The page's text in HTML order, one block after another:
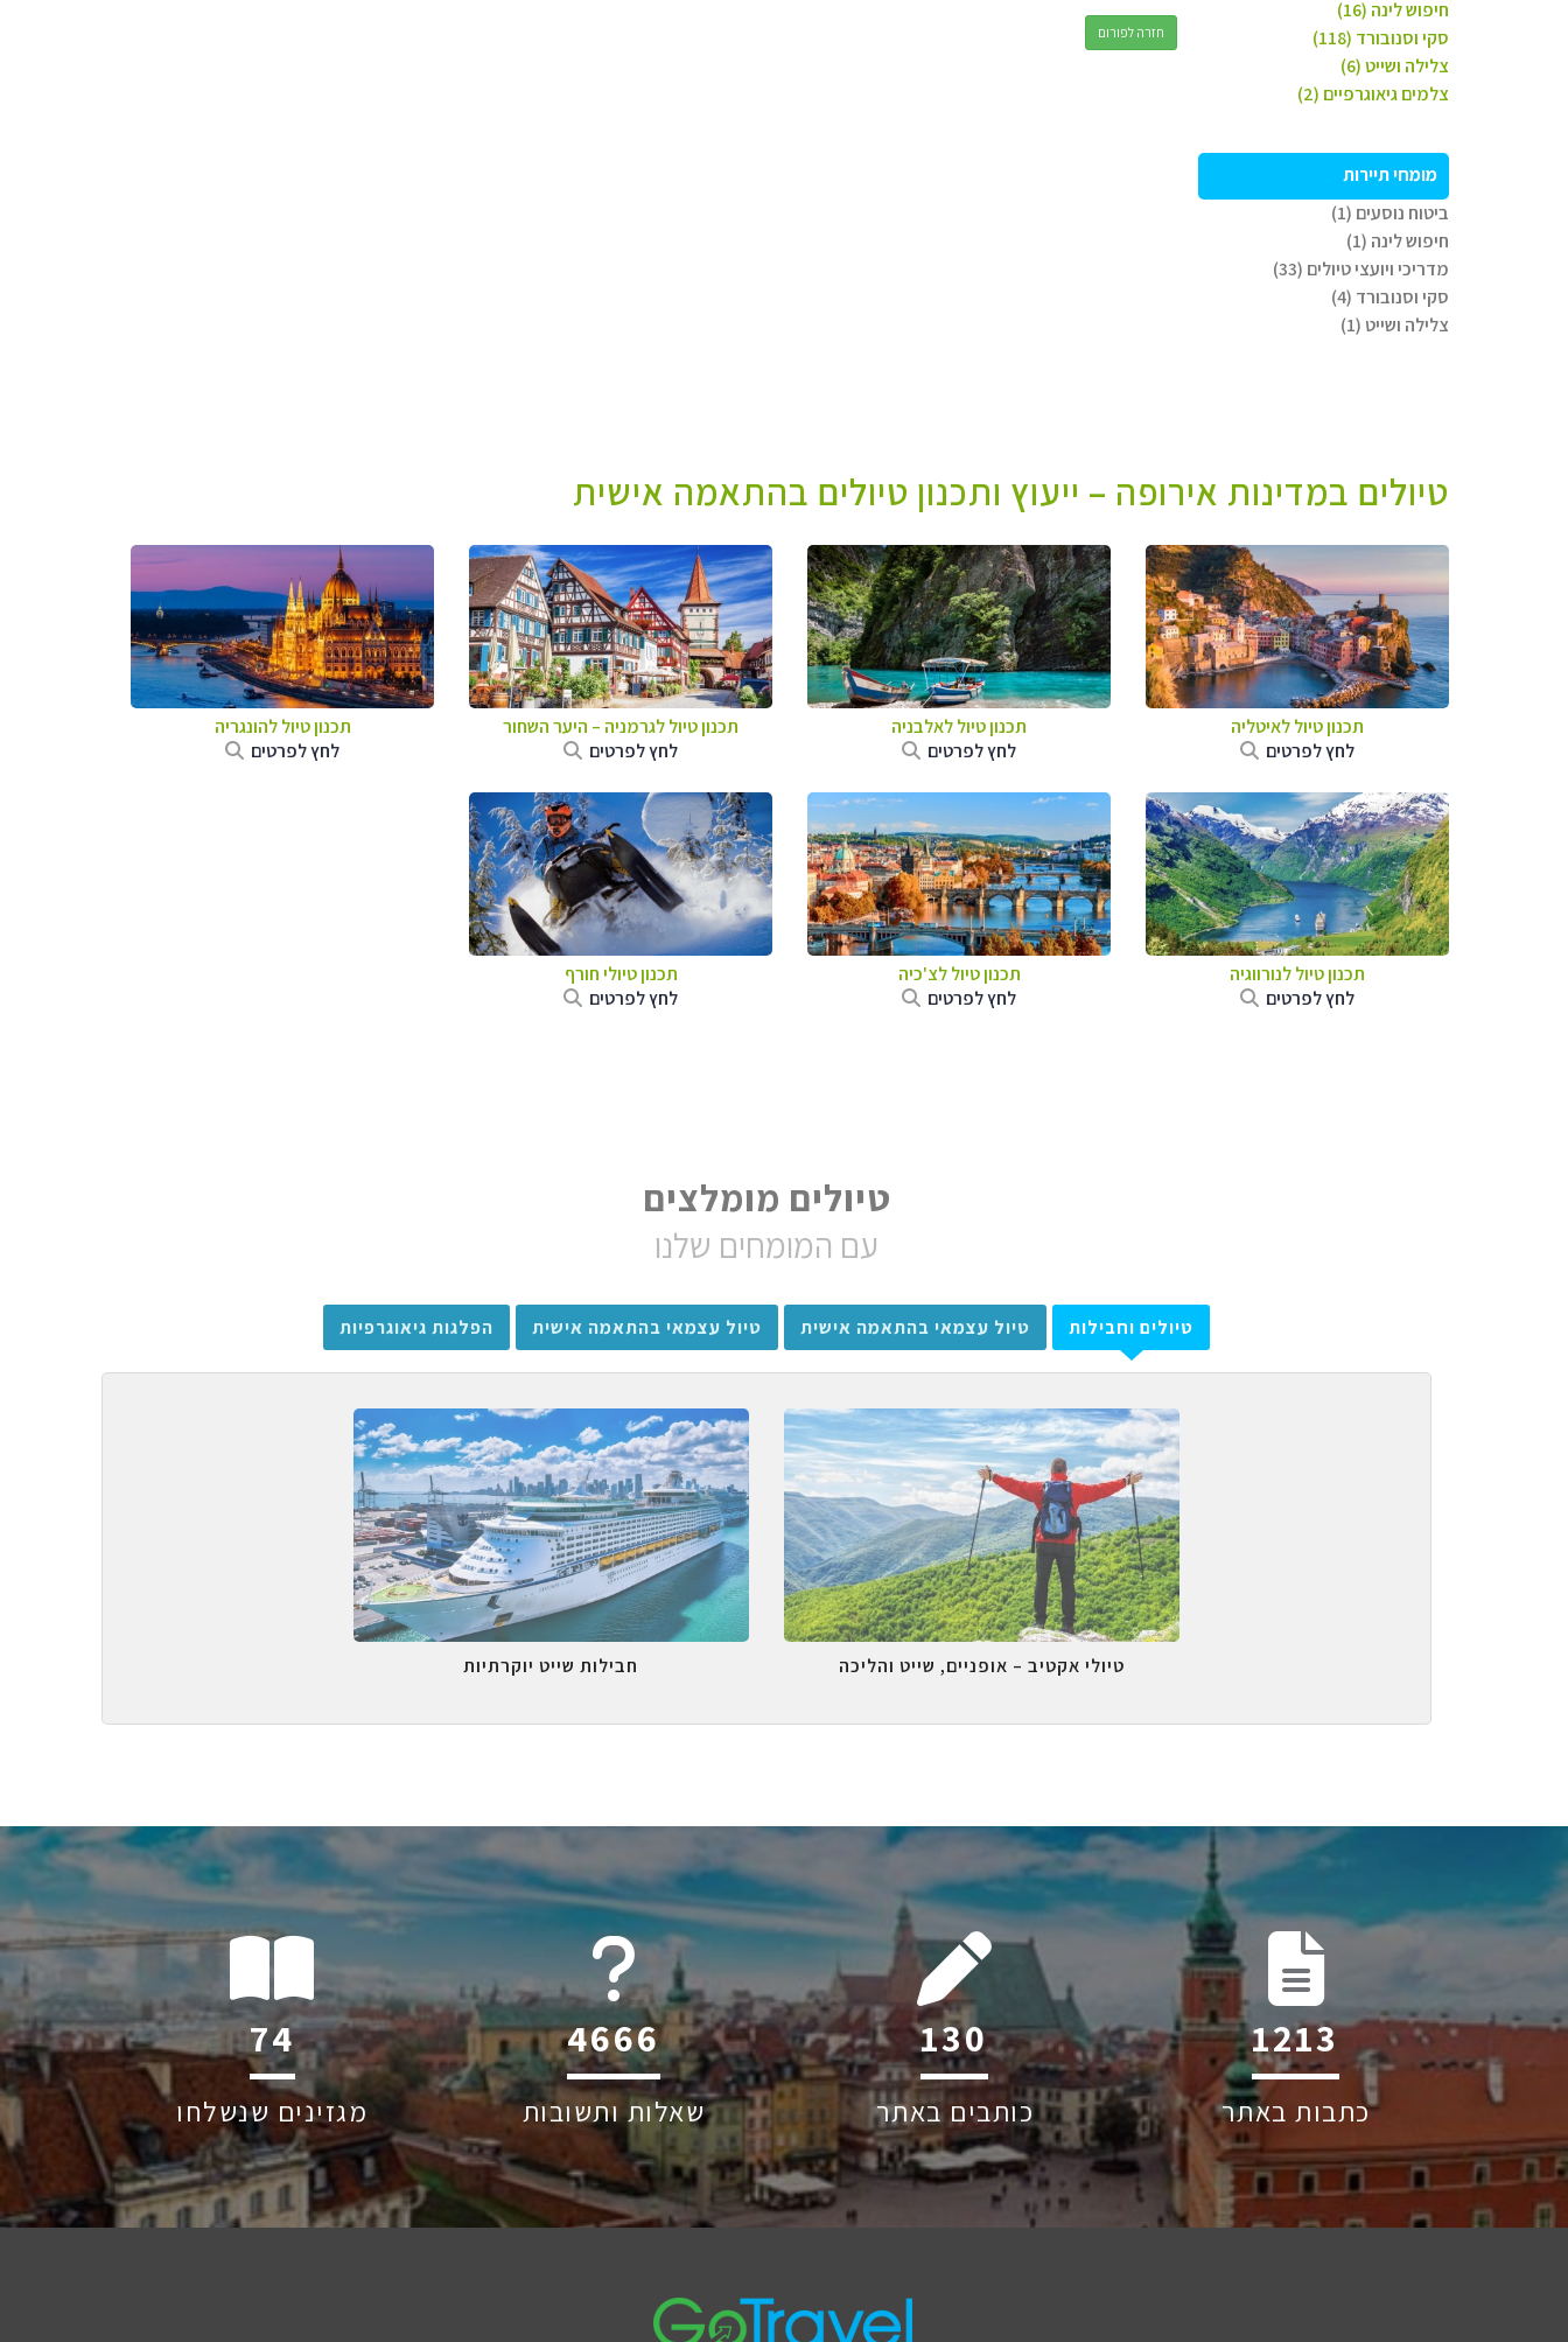
חיפוש לינה (16)
סקי וסנובורד (118)
צלילה ושייט (6)
צלמים גיאוגרפיים (2)
מומחי תיירות
ביטוח נוסעים (1)
חיפוש לינה (1)
מדריכי ויועצי טיולים (33)
סקי וסנובורד (4)
צלילה ושייט (1)
חזרה לפורום
טיולים במדינות אירופה – ייעוץ ותכנון טיולים בהתאמה אישית
תכנון טיול לאיטליה
לחץ לפרטים
תכנון טיול לאלבניה
לחץ לפרטים
תכנון טיול לגרמניה – היער השחור
לחץ לפרטים
תכנון טיול להונגריה
לחץ לפרטים
תכנון טיול לנורווגיה
לחץ לפרטים
תכנון טיול לצ'כיה
לחץ לפרטים
תכנון טיולי חורף
לחץ לפרטים
טיולים מומלצים
עם המומחים שלנו
טיולים וחבילות טיול עצמאי בהתאמה אישית טיול עצמאי בהתאמה אישית הפלגות גיאוגרפיות
טיולי אקטיב – אופניים, שייט והליכה חבילות שייט יוקרתיות
113
מגזינים שנשלחו
6045
שאלות ותשובות
198
כותבים באתר
1841
כתבות באתר